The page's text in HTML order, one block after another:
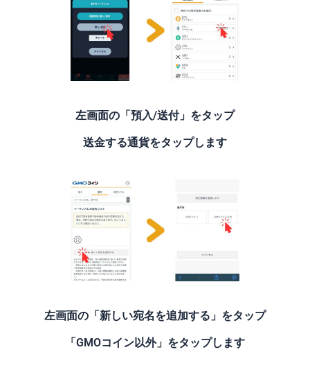
左画面の「預入/送付」をタップ
送金する通貨をタップします
左画面の「新しい宛名を追加する」をタップ
「GMOコイン以外」をタップします